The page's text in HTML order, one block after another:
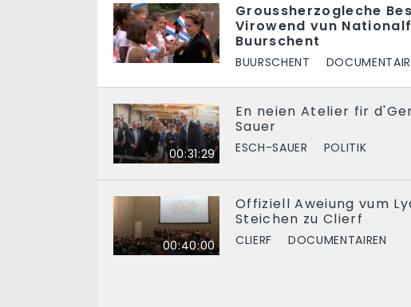
Groussherzogleche
Virowend vun
Buurschent
BUURSCHENT
00:31:29
En neien Atelier fir
Sauer
ESCH-SAUER POLITIK
00:40:00
Offiziell Aweiung vum
Steichen zu Clierf
CLIERF DOCUMENTAIREN